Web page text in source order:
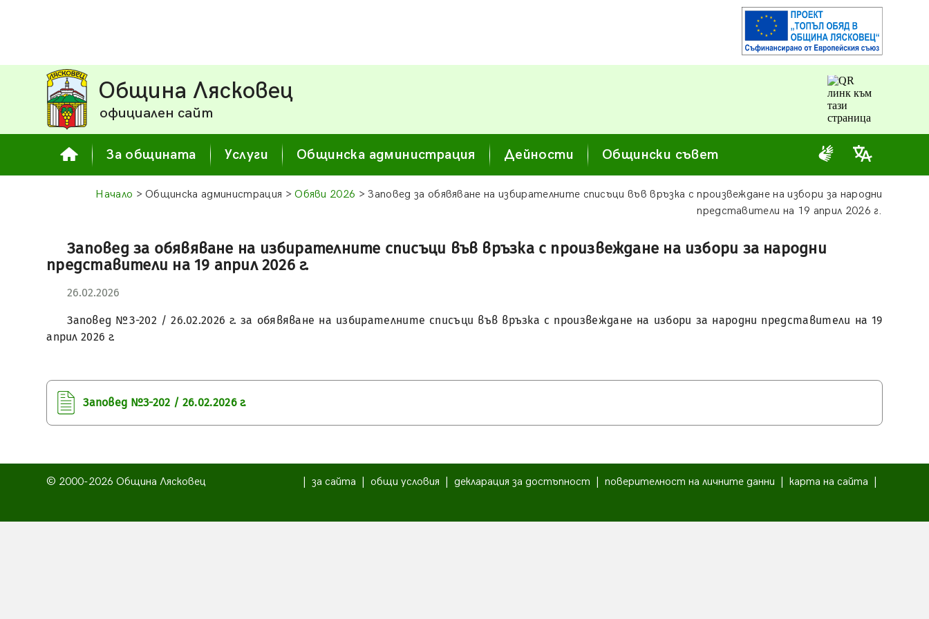
Община Лясковец
официален сайт
За общината Услуги Общинска администрация Дейности Общински съвет
Начало > Общинска администрация >Обяви 2026 > Заповед за обявяване на избирателните списъци във връзка с произвеждане на избори за народни
представители на 19 април 2026 г.
Заповед за обявяване на избирателните списъци във връзка с произвеждане на избори за народни
представители на 19 април 2026 г.
26.02.2026
Заповед №З-202 / 26.02.2026 г. за обявяване на избирателните списъци във връзка с произвеждане на избори за народни представители на 19
април 2026 г.
Заповед №З-202 / 26.02.2026 г.
© 2000-2026 Община Лясковец за сайта общи условия декларация за достъпност поверителност на личните данни карта на сайта